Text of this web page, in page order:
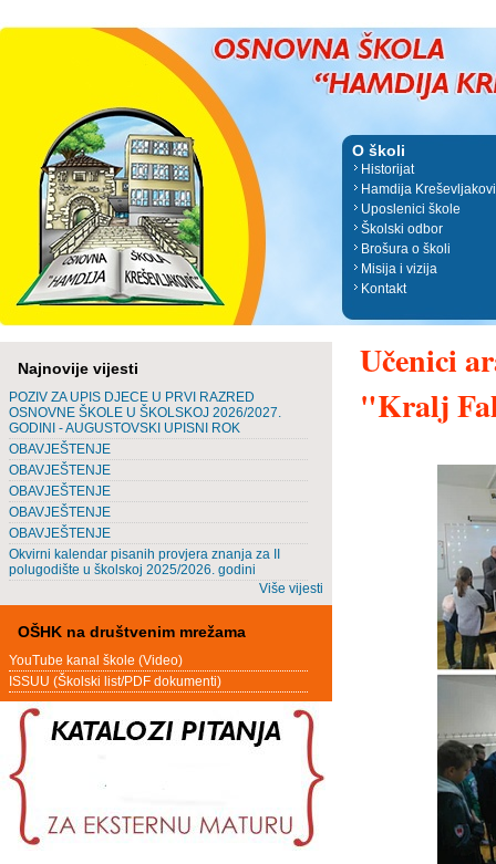
O školi
Historijat
Hamdija
Uposlenici škole
Školski odbor
Brošura o školi
Misija i vizija
Kontakt
Najnovije vijesti
POZIV ZA UPIS DJECE U PRVI RAZRED
OSNOVNE ŠKOLE U ŠKOLSKOJ 2026/2027.
GODINI - AUGUSTOVSKI UPISNI ROK
OBAVJEŠTENJE
OBAVJEŠTENJE
OBAVJEŠTENJE
OBAVJEŠTENJE
OBAVJEŠTENJE
Okvirni kalendar pisanih provjera znanja za II
polugodište u školskoj 2025/2026. godini
Više vijesti
OŠHK na društvenim mrežama
YouTube kanal škole (Video)
ISSUU (Školski list/PDF dokumenti)
Učenici
"Kralj